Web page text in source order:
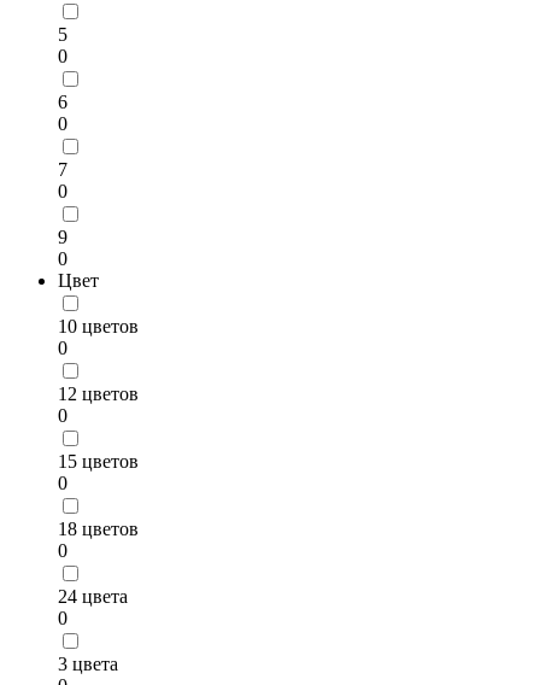
5
0
6
0
7
0
9
0
Цвет
10 цветов
0
12 цветов
0
15 цветов
0
18 цветов
0
24 цвета
0
3 цвета